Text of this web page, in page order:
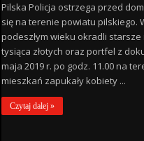
Pilska Policja ostrzega przed
się na terenie powiatu pilskiego.
podeszłym wieku okradli starsze
tysiąca złotych oraz portfel z
maja 2019 r. po godz. 11.00 na
mieszkań zapukały kobiety ...
Czytaj dalej »